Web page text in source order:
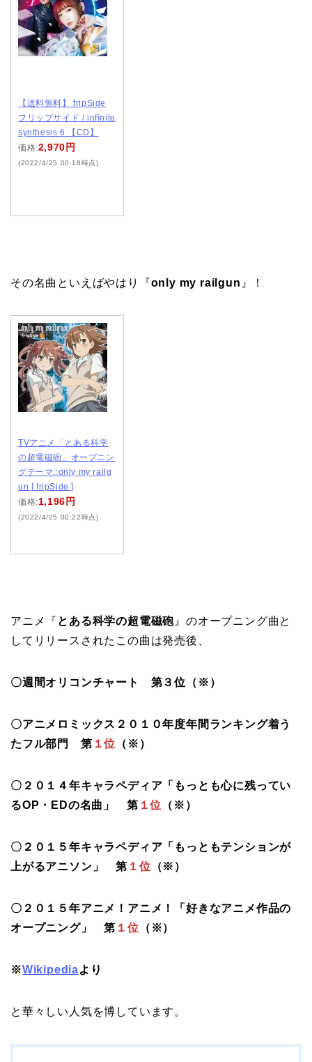
【送料無料】 fripSide
フリップサイド / infinite
synthesis 6 【CD】
価格:2,970円
(2022/4/25 00:18時点)
その名曲といえばやはり『only my railgun 』！
TVアニメ「とある科学
の超電磁砲」オープニン
グテーマ::only my railg
un [ fripSide ]
価格:1,196円
(2022/4/25 00:22時点)
アニメ『 とある科学の超電磁砲 』のオープニング曲と
してリリースされたこの曲は発売後、
〇週間オリコンチャート 第３位（※）
〇アニメロミックス２０１０年度年間ランキング着う
たフル部門 第 １位 （※）
〇２０１４年キャラペディア「もっとも心に残ってい
るOP・EDの名曲」 第 １位 （※）
〇２０１５年キャラペディア「もっともテンションが
上がるアニソン」 第 １位 （※）
〇２０１５年アニメ！アニメ！「好きなアニメ作品の
オープニング」 第 １位 （※）
※Wikipediaより
と華々しい人気を博しています。